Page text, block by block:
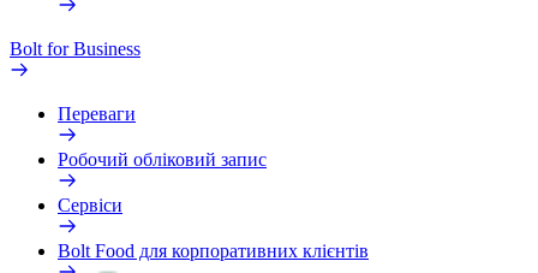
Bolt for Business
Переваги
Робочий обліковий запис
Сервіси
Bolt Food для корпоративних клієнтів